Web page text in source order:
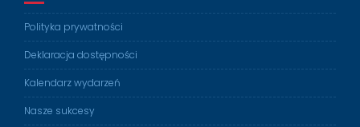
Polityka prywatności
Deklaracja dostępności
Kalendarz wydarzeń
Nasze sukcesy